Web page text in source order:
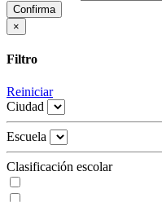
Confirma
×
Filtro
Reiniciar
Ciudad
Escuela
Clasificación escolar